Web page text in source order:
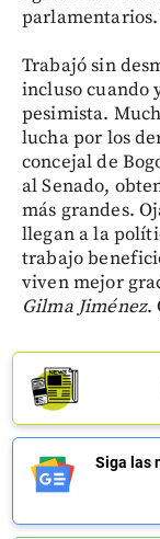
parlamentarios.
Trabajó sin
incluso cuando
pesimista.
lucha por los
concejal de
al Senado,
más grandes.
llegan a la
trabajo
viven mejor
Gilma Jiménez.
Siga las